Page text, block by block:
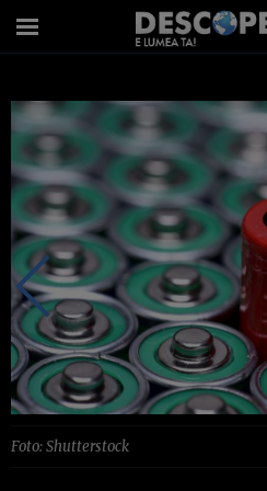
Foto: Shutterstock